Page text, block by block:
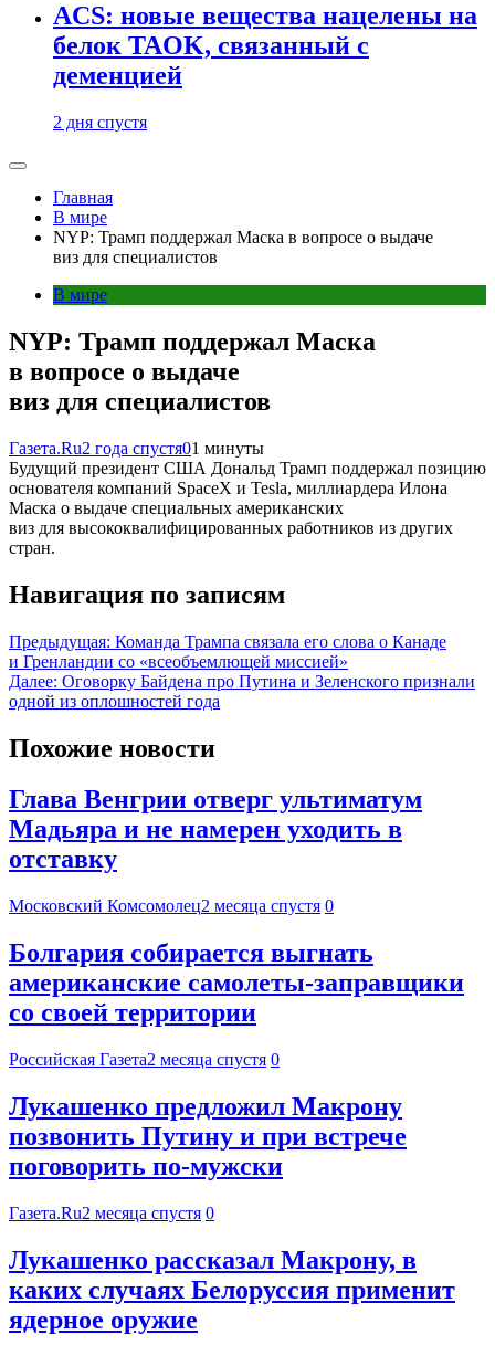
ACS: новые вещества нацелены на
белок TAOK, связанный с
деменцией
2 дня спустя
Главная
В мире
NYP: Трамп поддержал Маска в вопросе о выдаче
виз для специалистов
В мире
NYP: Трамп поддержал Маска
в вопросе о выдаче
виз для специалистов
Газета.Ru2 года спустя01 минуты
Будущий президент США Дональд Трамп поддержал позицию
основателя компаний SpaceX и Tesla, миллиардера Илона
Маска о выдаче специальных американских
виз для высококвалифицированных работников из других
стран.
Навигация по записям
Предыдущая: Команда Трампа связала его слова о Канаде
и Гренландии со «всеобъемлющей миссией»
Далее: Оговорку Байдена про Путина и Зеленского признали
одной из оплошностей года
Похожие новости
Глава Венгрии отверг ультиматум
Мадьяра и не намерен уходить в
отставку
Московский Комсомолец2 месяца спустя 0
Болгария собирается выгнать
американские самолеты-заправщики
со своей территории
Российская Газета2 месяца спустя 0
Лукашенко предложил Макрону
позвонить Путину и при встрече
поговорить по-мужски
Газета.Ru2 месяца спустя 0
Лукашенко рассказал Макрону, в
каких случаях Белоруссия применит
ядерное оружие